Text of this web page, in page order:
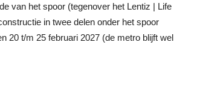
van het spoor (tegenover het Lentiz | Life
in twee delen onder het spoor
20 t/m 25 februari 2027 (de metro blijft wel